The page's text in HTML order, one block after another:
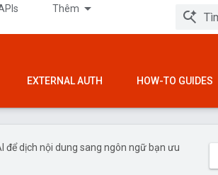
Thêm
EXTERNAL AUTH HOW-TO GUIDES
để dịch nội dung sang ngôn ngữ bạn ưu